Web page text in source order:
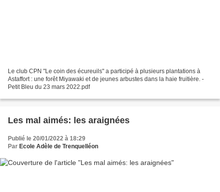
Le club CPN "Le coin des écureuils" a participé à plusieurs plantations à
Astaffort : une forêt Miyawaki et de jeunes arbustes dans la haie fruitière. -
Petit Bleu du 23 mars 2022.pdf
Les mal aimés: les araignées
Publié le 20/01/2022 à 18:29
Par Ecole Adèle de Trenquelléon